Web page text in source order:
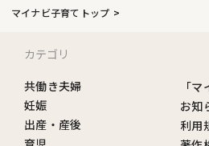
マイナビ子育てトップ
カテゴリ
共働き夫婦
妊娠
出産・産後
「
お知
利用